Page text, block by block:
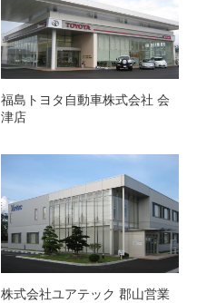
福島トヨタ自動車株式会社 会
津店
株式会社ユアテック 郡山営業